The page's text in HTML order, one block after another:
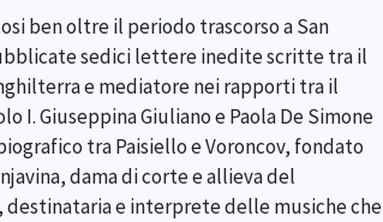
ben oltre il periodo trascorso a San
sedici lettere inedite scritte tra il
e mediatore nei rapporti tra il
I. Giuseppina Giuliano e Paola De Simone
tra Paisiello e Voroncov, fondato
dama di corte e allieva del
e interprete delle musiche che